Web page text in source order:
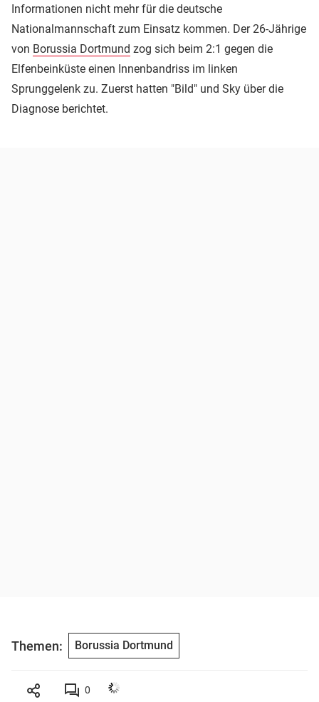
Informationen nicht mehr für die deutsche
Nationalmannschaft zum Einsatz kommen. Der 26-Jährige
von Borussia Dortmund zog sich beim 2:1 gegen die
Elfenbeinküste einen Innenbandriss im linken
Sprunggelenk zu. Zuerst hatten "Bild" und Sky über die
Diagnose berichtet.
Themen: Borussia Dortmund
0